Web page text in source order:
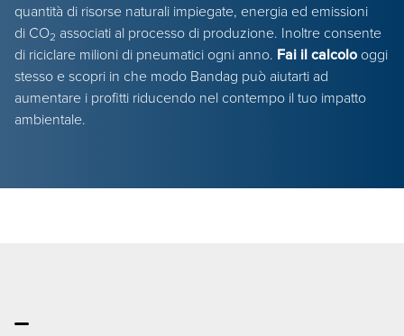
quantità di risorse naturali impiegate, energia ed emissioni
di CO2 associati al processo di produzione. Inoltre consente
di riciclare milioni di pneumatici ogni anno. Fai il calcolo oggi
stesso e scopri in che modo Bandag può aiutarti ad
aumentare i profitti riducendo nel contempo il tuo impatto
ambientale.